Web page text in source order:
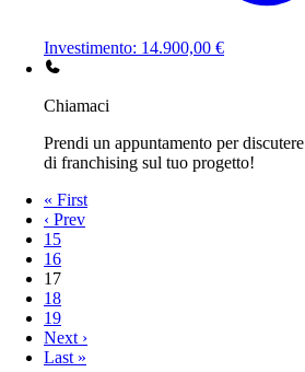
Investimento: 14.900,00 €
Chiamaci
Prendi un appuntamento per discutere
di franchising sul tuo progetto!
« First
‹ Prev
15
16
17
18
19
Next ›
Last »